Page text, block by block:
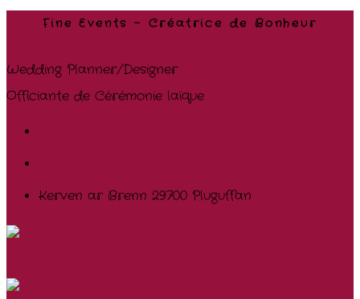
Fine Events – Créatrice de Bonheur
Wedding Planner/Designer
Officiante de Cérémonie laïque
Kerven ar Brenn 29700 Pluguffan